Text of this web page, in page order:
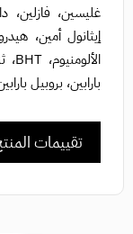
غليسين، فازلين،
بارابين، بروبيل
تقييمات